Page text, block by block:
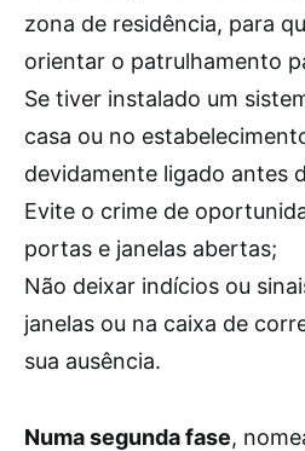
zona de residência, para
orientar o patrulhamento
Se tiver instalado um
casa ou no
devidamente ligado antes
Evite o crime de
portas e janelas abertas;
Não deixar indícios ou
janelas ou na caixa de
sua ausência.
Numa segunda fase,